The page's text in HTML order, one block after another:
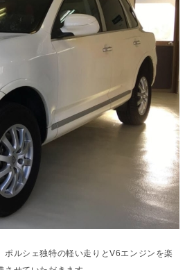
ルシェ独特の軽い走りとV6エンジンを楽